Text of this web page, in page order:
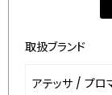
取扱ブランド
アテッサ / プロ